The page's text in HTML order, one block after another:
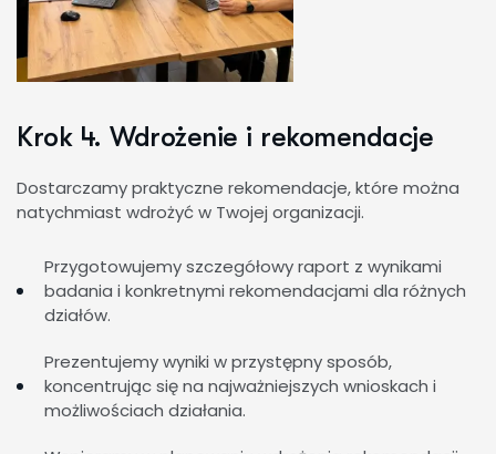
Krok 4. Wdrożenie i rekomendacje
Dostarczamy praktyczne rekomendacje, które można
natychmiast wdrożyć w Twojej organizacji.
Przygotowujemy szczegółowy raport z wynikami
badania i konkretnymi rekomendacjami dla różnych
działów.
Prezentujemy wyniki w przystępny sposób,
koncentrując się na najważniejszych wnioskach i
możliwościach działania.